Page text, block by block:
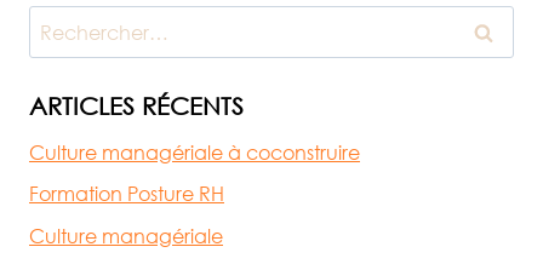
DU
DÉPASSEMENT
Rechercher :
ARTICLES RÉCENTS
Culture managériale à coconstruire
Formation Posture RH
Culture managériale